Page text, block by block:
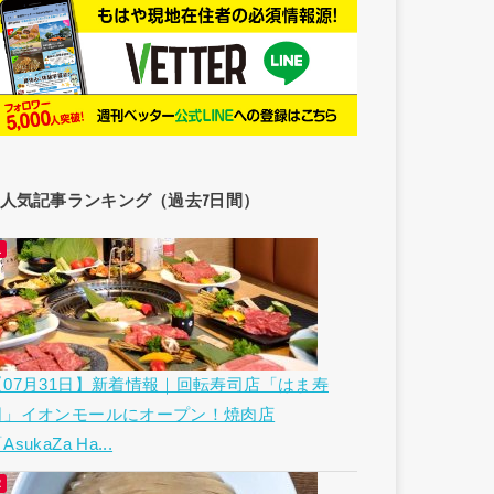
人気記事ランキング（過去7日間）
07月31日】新着情報｜回転寿司店「はま寿
」イオンモールにオープン！焼肉店
AsukaZa Ha...